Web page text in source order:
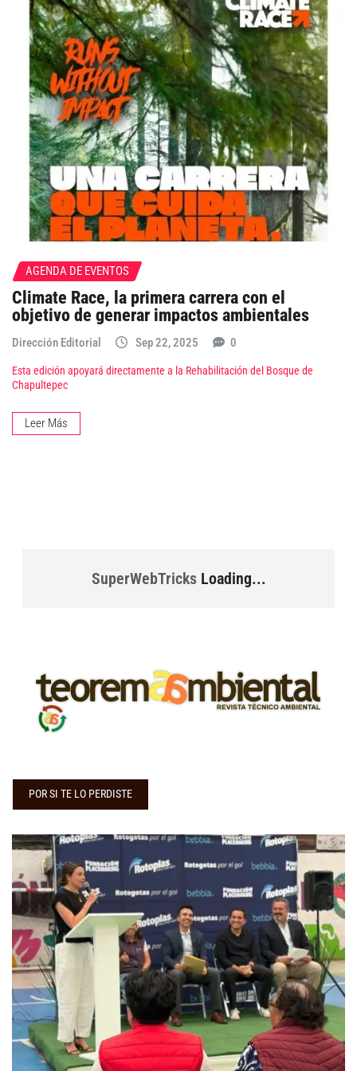
AGENDA DE EVENTOS
Climate Race, la primera carrera con el
objetivo de generar impactos ambientales
Dirección Editorial Sep 22, 2025 0
Esta edición apoyará directamente a la Rehabilitación del Bosque de
Chapultepec
Leer Más
SuperWebTricksLoading...
POR SI TE LO PERDISTE